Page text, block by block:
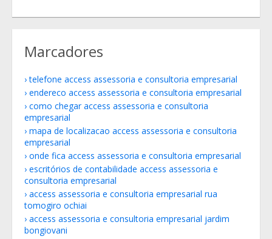
Marcadores
telefone access assessoria e consultoria empresarial
endereco access assessoria e consultoria empresarial
como chegar access assessoria e consultoria
empresarial
mapa de localizacao access assessoria e consultoria
empresarial
onde fica access assessoria e consultoria empresarial
escritórios de contabilidade access assessoria e
consultoria empresarial
access assessoria e consultoria empresarial rua
tomogiro ochiai
access assessoria e consultoria empresarial jardim
bongiovani